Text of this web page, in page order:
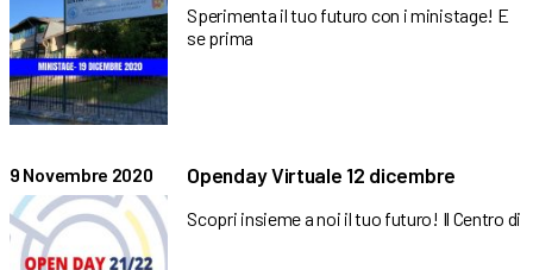
Sperimenta il tuo futuro con i ministage! E
se prima
9 Novembre 2020 Openday Virtuale 12 dicembre
Scopri insieme a noi il tuo futuro! Il Centro di